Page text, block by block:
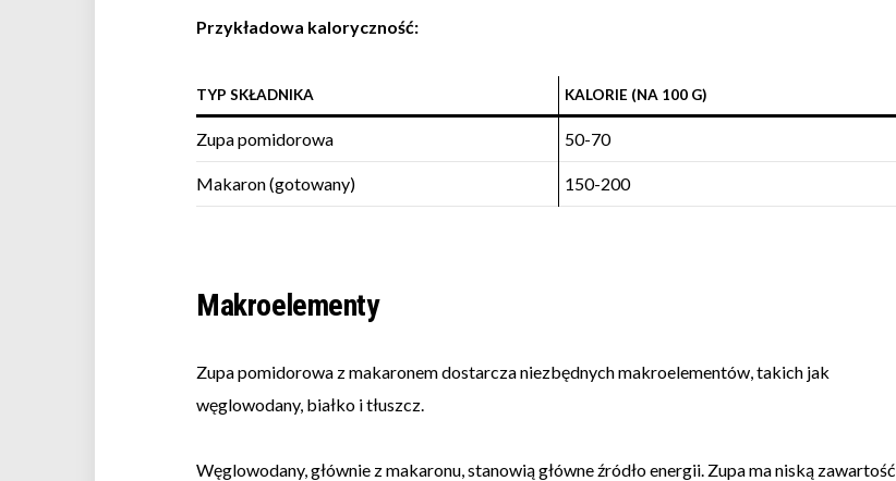
Przykładowa kaloryczność:
TYP SKŁADNIKA KALORIE (NA 100 G)
Zupa pomidorowa 50-70
Makaron (gotowany) 150-200
Makroelementy
Zupa pomidorowa z makaronem dostarcza niezbędnych makroelementów, takich jak
węglowodany, białko i tłuszcz.
Węglowodany, głównie z makaronu, stanowią główne źródło energii. Zupa ma niską zawartość